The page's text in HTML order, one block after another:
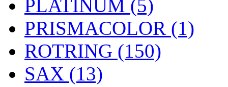
PLATINUM (5)
PRISMACOLOR (1)
ROTRING (150)
SAX (13)